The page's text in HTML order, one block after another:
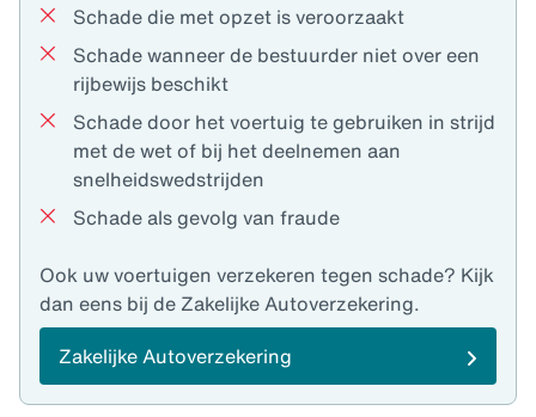
Schade die met opzet is veroorzaakt
Schade wanneer de bestuurder niet over een
rijbewijs beschikt
Schade door het voertuig te gebruiken in strijd
met de wet of bij het deelnemen aan
snelheidswedstrijden
Schade als gevolg van fraude
Ook uw voertuigen verzekeren tegen schade? Kijk
dan eens bij de Zakelijke Autoverzekering.
Zakelijke Autoverzekering